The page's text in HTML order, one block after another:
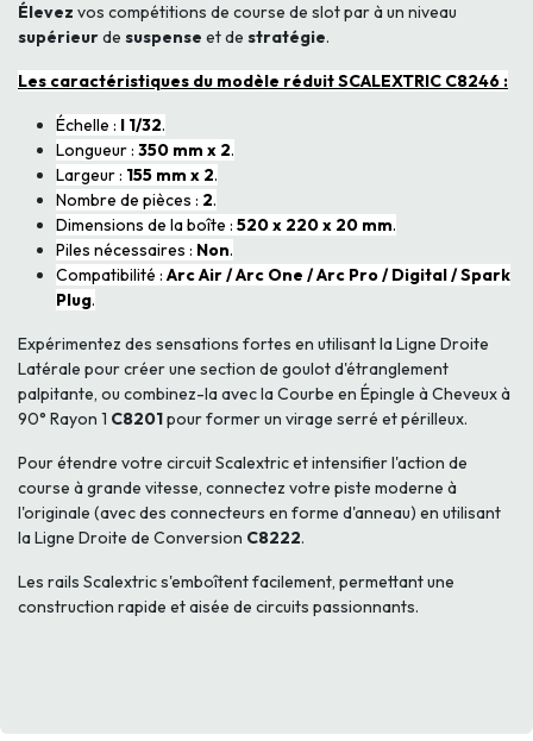
Élevez vos compétitions de course de slot par à un niveau
supérieurde suspense et de stratégie.
Les caractéristiques du modèle réduit SCALEXTRIC C8246 :
Échelle : I 1/32.
Longueur : 350 mm x 2.
Largeur : 155 mm x 2.
Nombre de pièces : 2.
Dimensions de la boîte : 520 x 220 x 20 mm.
Piles nécessaires : Non.
Compatibilité : Arc Air / Arc One / Arc Pro / Digital / Spark
Plug.
Expérimentez des sensations fortes en utilisant la Ligne Droite
Latérale pour créer une section de goulot d'étranglement
palpitante, ou combinez-la avec la Courbe en Épingle à Cheveux à
90° Rayon 1 C8201pour former un virage serré et périlleux.
Pour étendre votre circuit Scalextric et intensifier l'action de
course à grande vitesse, connectez votre piste moderne à
l'originale (avec des connecteurs en forme d'anneau) en utilisant
la Ligne Droite de Conversion C8222.
Les rails Scalextric s'emboîtent facilement, permettant une
construction rapide et aisée de circuits passionnants.